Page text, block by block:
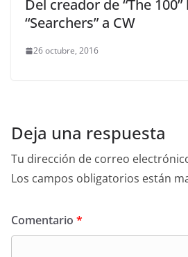
Del creador de “The 100”
“Searchers” a CW
26 octubre, 2016
Deja una respuesta
Tu dirección de correo
Los campos obligatorios están
Comentario *